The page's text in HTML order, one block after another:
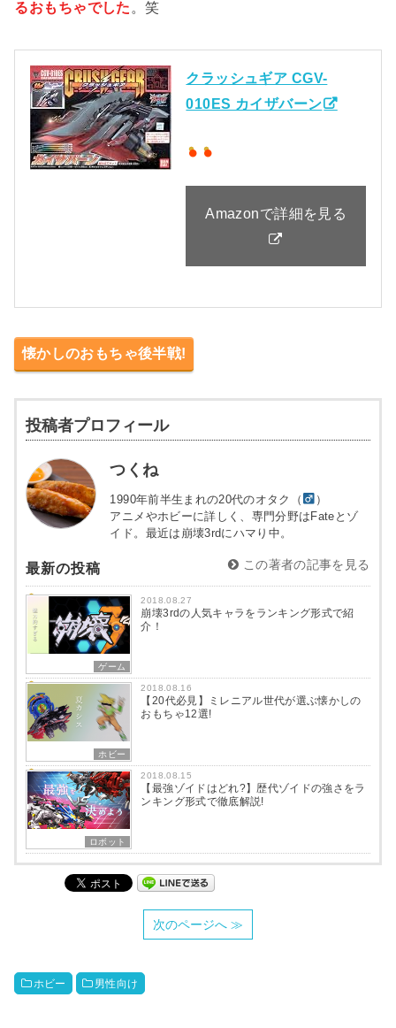
るおもちゃでした 。笑
クラッシュギア CGV-
010ES カイザバーン
Amazonで詳細を見る
懐かしのおもちゃ後半戦!
投稿者プロフィール
つくね
1990年前半生まれの20代のオタク（
）
アニメやホビーに詳しく、専門分野はFateとゾ
イド。最近は崩壊3rdにハマり中。
最新の投稿 この著者の記事を見る
ゲーム
2018.08.27
崩壊3rdの人気キャラをランキング形式で紹
介！
ホビー
2018.08.16
【20代必見】ミレニアル世代が選ぶ懐かしの
おもちゃ12選!
ロボット
2018.08.15
【最強ゾイドはどれ?】歴代ゾイドの強さをラ
ンキング形式で徹底解説!
次のページへ ≫
ホビー 男性向け